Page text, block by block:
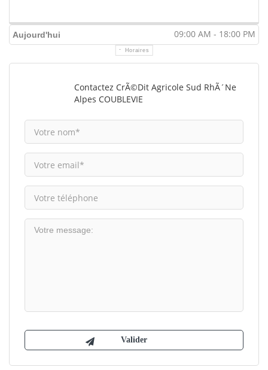
Aujourd'hui 09:00 AM - 18:00 PM
Horaires
Contactez CrÃ©dit Agricole Sud RhÃ´ne
Alpes COUBLEVIE